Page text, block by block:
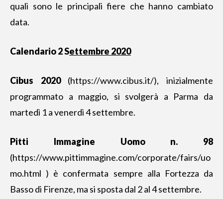
quali sono le principali fiere che hanno cambiato
data.
Calendario 2 Settembre 2020
Cibus 2020(https://www.cibus.it/), inizialmente
programmato a maggio, si svolgerà a Parma da
martedì 1 a venerdì 4 settembre.
Pitti Immagine Uomo n. 98
(https://www.pittimmagine.com/corporate/fairs/uo
mo.html ) è confermata sempre alla Fortezza da
Basso di Firenze, ma si sposta dal 2 al 4 settembre.